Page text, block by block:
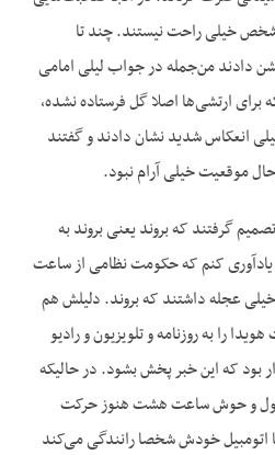
خیلی راحت نیستند. چند تا
من‌جمله در جواب لیلی امامی
ارتشی‌ها اصلا گل فرستاده نشده،
انعکاس شدید نشان دادند و گفتند
موقعیت خیلی آرام نبود.
گرفتند که بروند یعنی بروند به
یادآوری کنم که حکومت نظامی از ساعت
عجله داشتند که بروند. دلیلش هم
را به روزنامه و تلویزیون و رادیو
بود که این خبر پخش بشود. در حالیکه
و حوش ساعت هشت هنوز حرکت
اتومبیل خودش شخصا رانندگی می‌کند